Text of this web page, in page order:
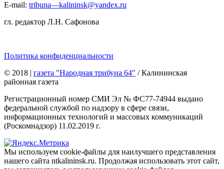
E-mail: tribuna—kalininsk@yandex.ru
гл. редактор Л.Н. Сафонова
Политика конфиденциальности
© 2018 | газета "Народная трибуна 64" / Калининская
районная газета
Регистрационный номер СМИ Эл № ФС77-74944 выдано
федеральной службой по надзору в сфере связи,
информационных технологий и массовых коммуникаций
(Роскомнадзор) 11.02.2019 г.
Мы используем cookie-файлы для наилучшего представления
нашего сайта ntkalininsk.ru. Продолжая использовать этот сайт,